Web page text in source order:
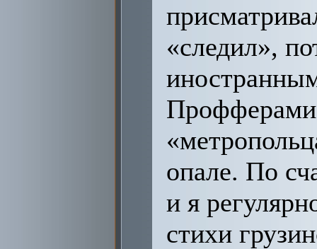
«следил»,
Профферами
опале. По
и я
стихи